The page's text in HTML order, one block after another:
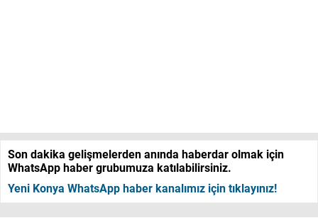
Son dakika gelişmelerden anında haberdar olmak için
WhatsApp haber grubumuza katılabilirsiniz.
Yeni Konya WhatsApp haber kanalımız için tıklayınız!